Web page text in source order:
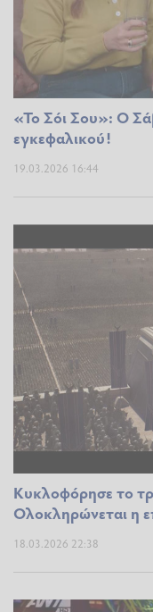
«Το Σόι Σου»: Ο
εγκεφαλικού!
19.03.2026 16:44
Κυκλοφόρησε το
Ολοκληρώνεται η
18.03.2026 22:38